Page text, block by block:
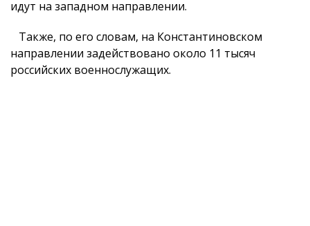
идут на западном направлении.
Также, по его словам, на Константиновском
направлении задействовано около 11 тысяч
российских военнослужащих.